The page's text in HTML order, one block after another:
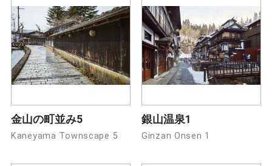
金山の町並み5
Kaneyama Townscape 5
銀山温泉1
Ginzan Onsen 1